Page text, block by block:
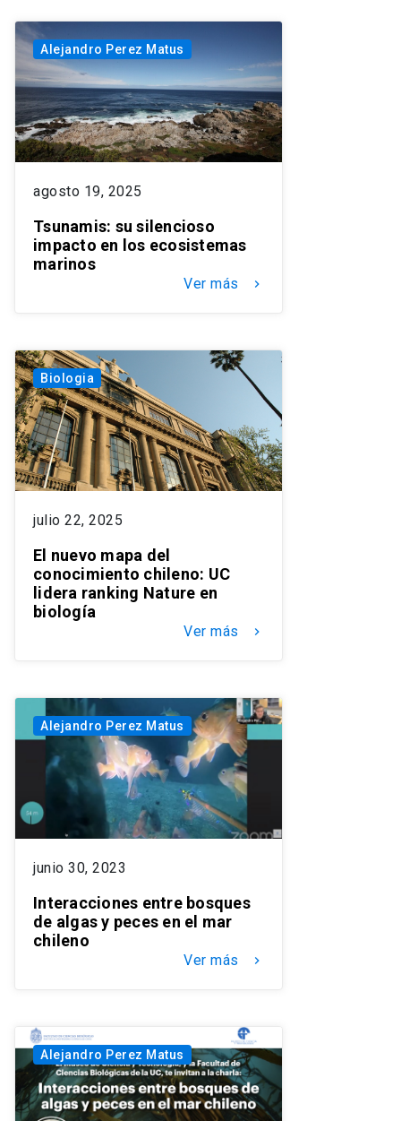
Alejandro Perez Matus
agosto 19, 2025
Tsunamis: su silencioso
impacto en los ecosistemas
marinos
Ver más keyboard_arrow_right
Biologia
julio 22, 2025
El nuevo mapa del
conocimiento chileno: UC
lidera ranking Nature en
biología
Ver más keyboard_arrow_right
Alejandro Perez Matus
junio 30, 2023
Interacciones entre bosques
de algas y peces en el mar
chileno
Ver más keyboard_arrow_right
Alejandro Perez Matus